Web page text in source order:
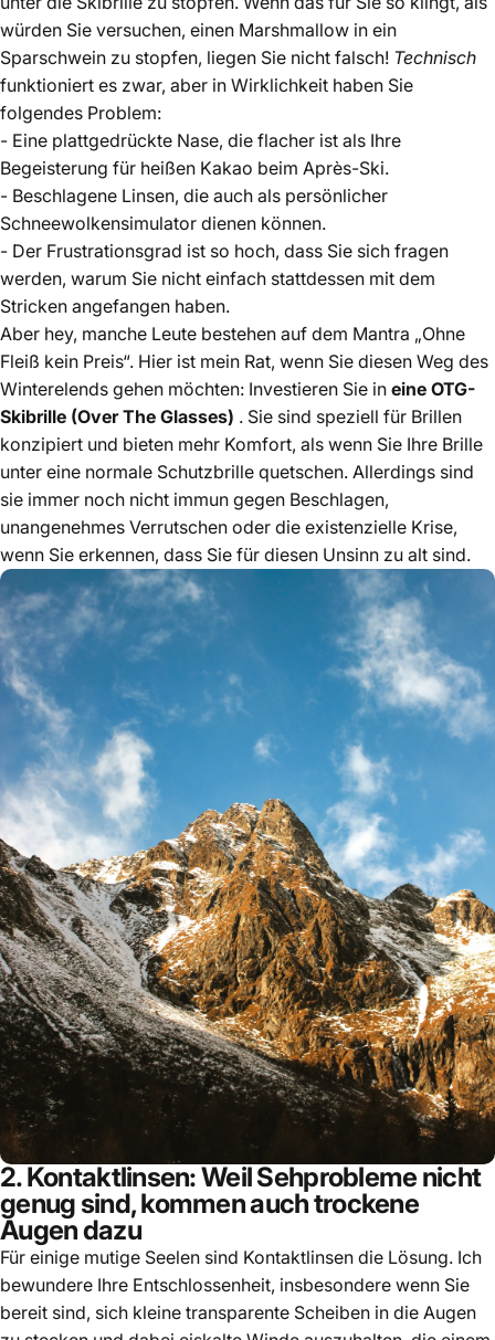
würden Sie versuchen, einen Marshmallow in ein
Sparschwein zu stopfen, liegen Sie nicht falsch! Technisch
funktioniert es zwar, aber in Wirklichkeit haben Sie
folgendes Problem:
- Eine plattgedrückte Nase, die flacher ist als Ihre
Begeisterung für heißen Kakao beim Après-Ski.
- Beschlagene Linsen, die auch als persönlicher
Schneewolkensimulator dienen können.
- Der Frustrationsgrad ist so hoch, dass Sie sich fragen
werden, warum Sie nicht einfach stattdessen mit dem
Stricken angefangen haben.
Aber hey, manche Leute bestehen auf dem Mantra „Ohne
Fleiß kein Preis“. Hier ist mein Rat, wenn Sie diesen Weg des
Winterelends gehen möchten: Investieren Sie in eine OTG-
Skibrille (Over The Glasses) . Sie sind speziell für Brillen
konzipiert und bieten mehr Komfort, als wenn Sie Ihre Brille
unter eine normale Schutzbrille quetschen. Allerdings sind
sie immer noch nicht immun gegen Beschlagen,
unangenehmes Verrutschen oder die existenzielle Krise,
wenn Sie erkennen, dass Sie für diesen Unsinn zu alt sind.
2. Kontaktlinsen: Weil Sehprobleme nicht
genug sind, kommen auch trockene
Augen dazu
Für einige mutige Seelen sind Kontaktlinsen die Lösung. Ich
bewundere Ihre Entschlossenheit, insbesondere wenn Sie
bereit sind, sich kleine transparente Scheiben in die Augen